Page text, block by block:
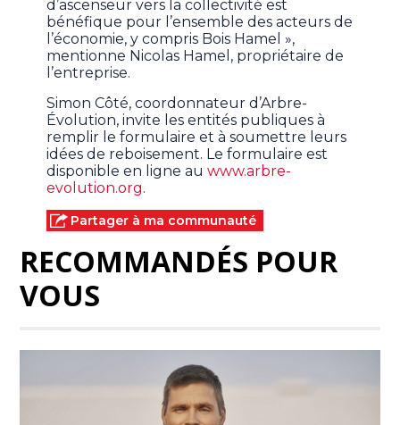
d’ascenseur vers la collectivité est
bénéfique pour l’ensemble des acteurs de
l’économie, y compris Bois Hamel »,
mentionne Nicolas Hamel, propriétaire de
l’entreprise.
Simon Côté, coordonnateur d’Arbre-
Évolution, invite les entités publiques à
remplir le formulaire et à soumettre leurs
idées de reboisement. Le formulaire est
disponible en ligne auwww.arbre-
evolution.org.
Partager à ma communauté
RECOMMANDÉS POUR
VOUS